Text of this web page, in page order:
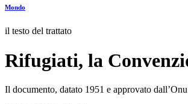
Mondo
il testo del trattato
Rifugiati, la
Il documento, datato 1951 e approvato